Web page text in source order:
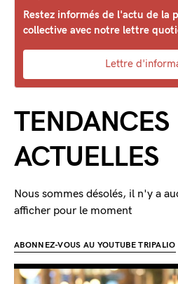
Restez informés de l'actu de la
collective avec notre lettre
Lettre
TENDANCES
ACTUELLES
Nous sommes désolés, il n'y a
afficher pour le moment
ABONNEZ-VOUS AU YOUTUBE TRIPALIO